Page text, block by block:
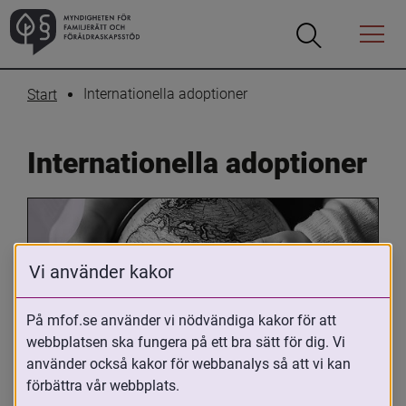
Öppna
Öppna
Menyn
Start Internationella adoptioner
Internationella adoptioner
Oavsett om du är adopterad,
adoptivförälder eller arbetar med
Vi använder kakor
På mfof.se använder vi nödvändiga kakor för att
webbplatsen ska fungera på ett bra sätt för dig. Vi
använder också kakor för webbanalys så att vi kan
förbättra vår webbplats.